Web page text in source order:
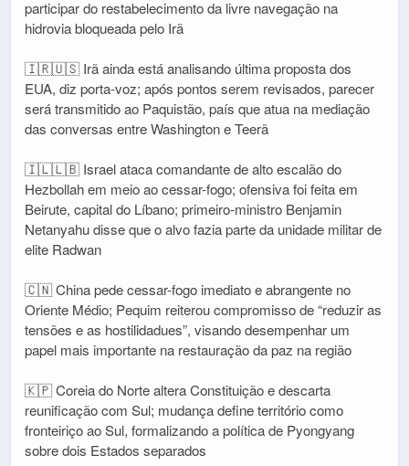
participar do restabelecimento da livre navegação na
hidrovia bloqueada pelo Irã
🇮🇷🇺🇸 Irã ainda está analisando última proposta dos
EUA, diz porta-voz; após pontos serem revisados, parecer
será transmitido ao Paquistão, país que atua na mediação
das conversas entre Washington e Teerã
🇮🇱🇱🇧 Israel ataca comandante de alto escalão do
Hezbollah em meio ao cessar-fogo; ofensiva foi feita em
Beirute, capital do Líbano; primeiro-ministro Benjamin
Netanyahu disse que o alvo fazia parte da unidade militar de
elite Radwan
🇨🇳 China pede cessar-fogo imediato e abrangente no
Oriente Médio; Pequim reiterou compromisso de “reduzir as
tensões e as hostilidadues”, visando desempenhar um
papel mais importante na restauração da paz na região
🇰🇵 Coreia do Norte altera Constituição e descarta
reunificação com Sul; mudança define território como
fronteiriço ao Sul, formalizando a política de Pyongyang
sobre dois Estados separados